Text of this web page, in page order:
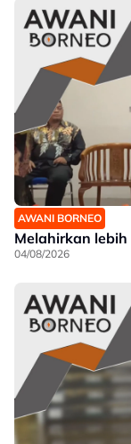
AWANI BORNEO
Melahirkan lebih
04/08/2026